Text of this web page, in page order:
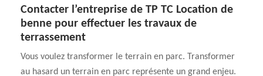
Contacter l’entreprise de TP TC Location de
benne pour effectuer les travaux de
terrassement
Vous voulez transformer le terrain en parc. Transformer
au hasard un terrain en parc représente un grand enjeu.